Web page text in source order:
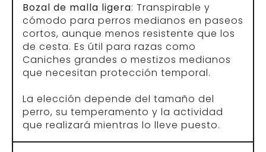
Bozal de malla ligera: Transpirable y
cómodo para perros medianos en paseos
cortos, aunque menos resistente que los
de cesta. Es útil para razas como
Caniches grandes o mestizos medianos
que necesitan protección temporal.
La elección depende del tamaño del
perro, su temperamento y la actividad
que realizará mientras lo lleve puesto.